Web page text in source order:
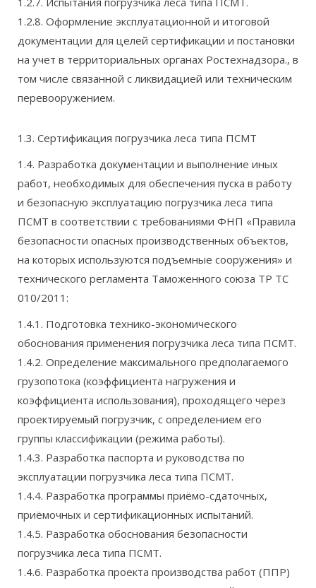
1.2.8. Оформление эксплуатационной и итоговой
документации для целей сертификации и постановки
на учет в территориальных органах Ростехнадзора., в
том числе связанной с ликвидацией или техническим
перевооружением.
1.3. Сертификация погрузчика леса типа ПСМТ
1.4. Разработка документации и выполнение иных
работ, необходимых для обеспечения пуска в работу
и безопасную эксплуатацию погрузчика леса типа
ПСМТ в соответствии с требованиями ФНП «Правила
безопасности опасных производственных объектов,
на которых используются подъемные сооружения» и
технического регламента Таможенного союза ТР ТС
010/2011:
1.4.1. Подготовка технико-экономического
обоснования применения погрузчика леса типа ПСМТ.
1.4.2. Определение максимального предполагаемого
грузопотока (коэффициента нагружения и
коэффициента использования), проходящего через
проектируемый погрузчик, с определением его
группы классификации (режима работы).
1.4.3. Разработка паспорта и руководства по
эксплуатации погрузчика леса типа ПСМТ.
1.4.4. Разработка программы приёмо-сдаточных,
приёмочных и сертификационных испытаний.
1.4.5. Разработка обоснования безопасности
погрузчика леса типа ПСМТ.
1.4.6. Разработка проекта производства работ (ППР)